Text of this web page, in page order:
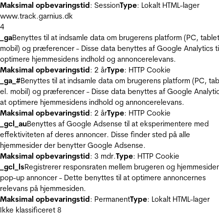
Maksimal opbevaringstid: SessionType: Lokalt HTML-lager
www.track.garnius.dk
4
_gaBenyttes til at indsamle data om brugerens platform (PC,
mobil) og præferencer - Disse data benyttes af Google Analytics
optimere hjemmesidens indhold og annoncerelevans.
Maksimal opbevaringstid: 2 årType: HTTP Cookie
_ga_#Benyttes til at indsamle data om brugerens platform (PC,
el. mobil) og præferencer - Disse data benyttes af Google
at optimere hjemmesidens indhold og annoncerelevans.
Maksimal opbevaringstid: 2 årType: HTTP Cookie
_gcl_auBenyttes af Google Adsense til at eksperimentere med
effektiviteten af deres annoncer. Disse finder sted på alle
hjemmesider der benytter Google Adsense.
Maksimal opbevaringstid: 3 mdr.Type: HTTP Cookie
_gcl_lsRegistrerer responsraten mellem brugeren og
pop-up annoncer - Dette benyttes til at optimere annoncernes
relevans på hjemmesiden.
Maksimal opbevaringstid: PermanentType: Lokalt HTML-lager
Ikke klassificeret 8